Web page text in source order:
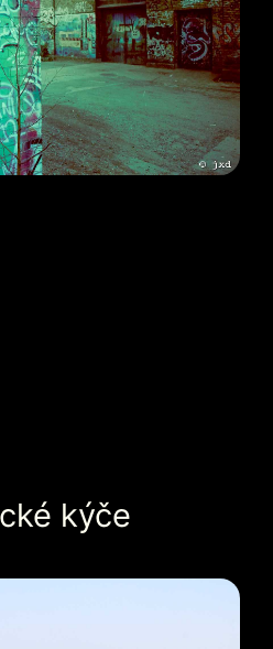
kýče